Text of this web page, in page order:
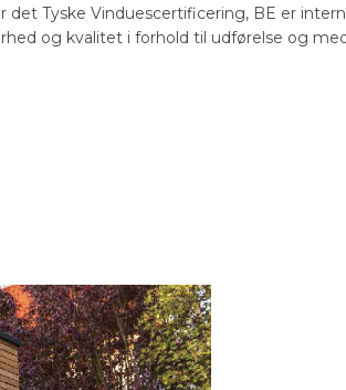
Tyske Vinduescertificering, BE er
og kvalitet i forhold til udførelse og